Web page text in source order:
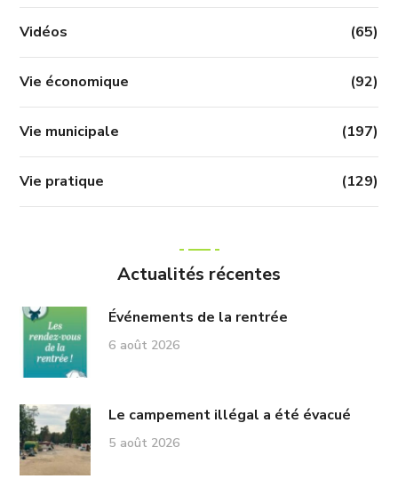
Vidéos (65)
Vie économique (92)
Vie municipale (197)
Vie pratique (129)
Actualités récentes
Événements de la rentrée
6 août 2026
Le campement illégal a été évacué
5 août 2026